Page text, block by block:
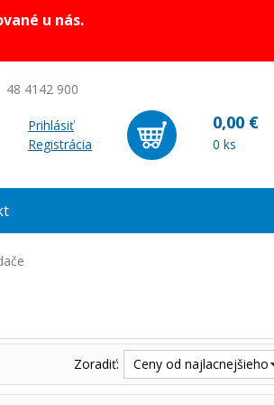
u nás.
4142 900
Prihlásiť
Registrácia
0,00 €
0 ks
Zoradiť: Ceny od najlacnejšieho